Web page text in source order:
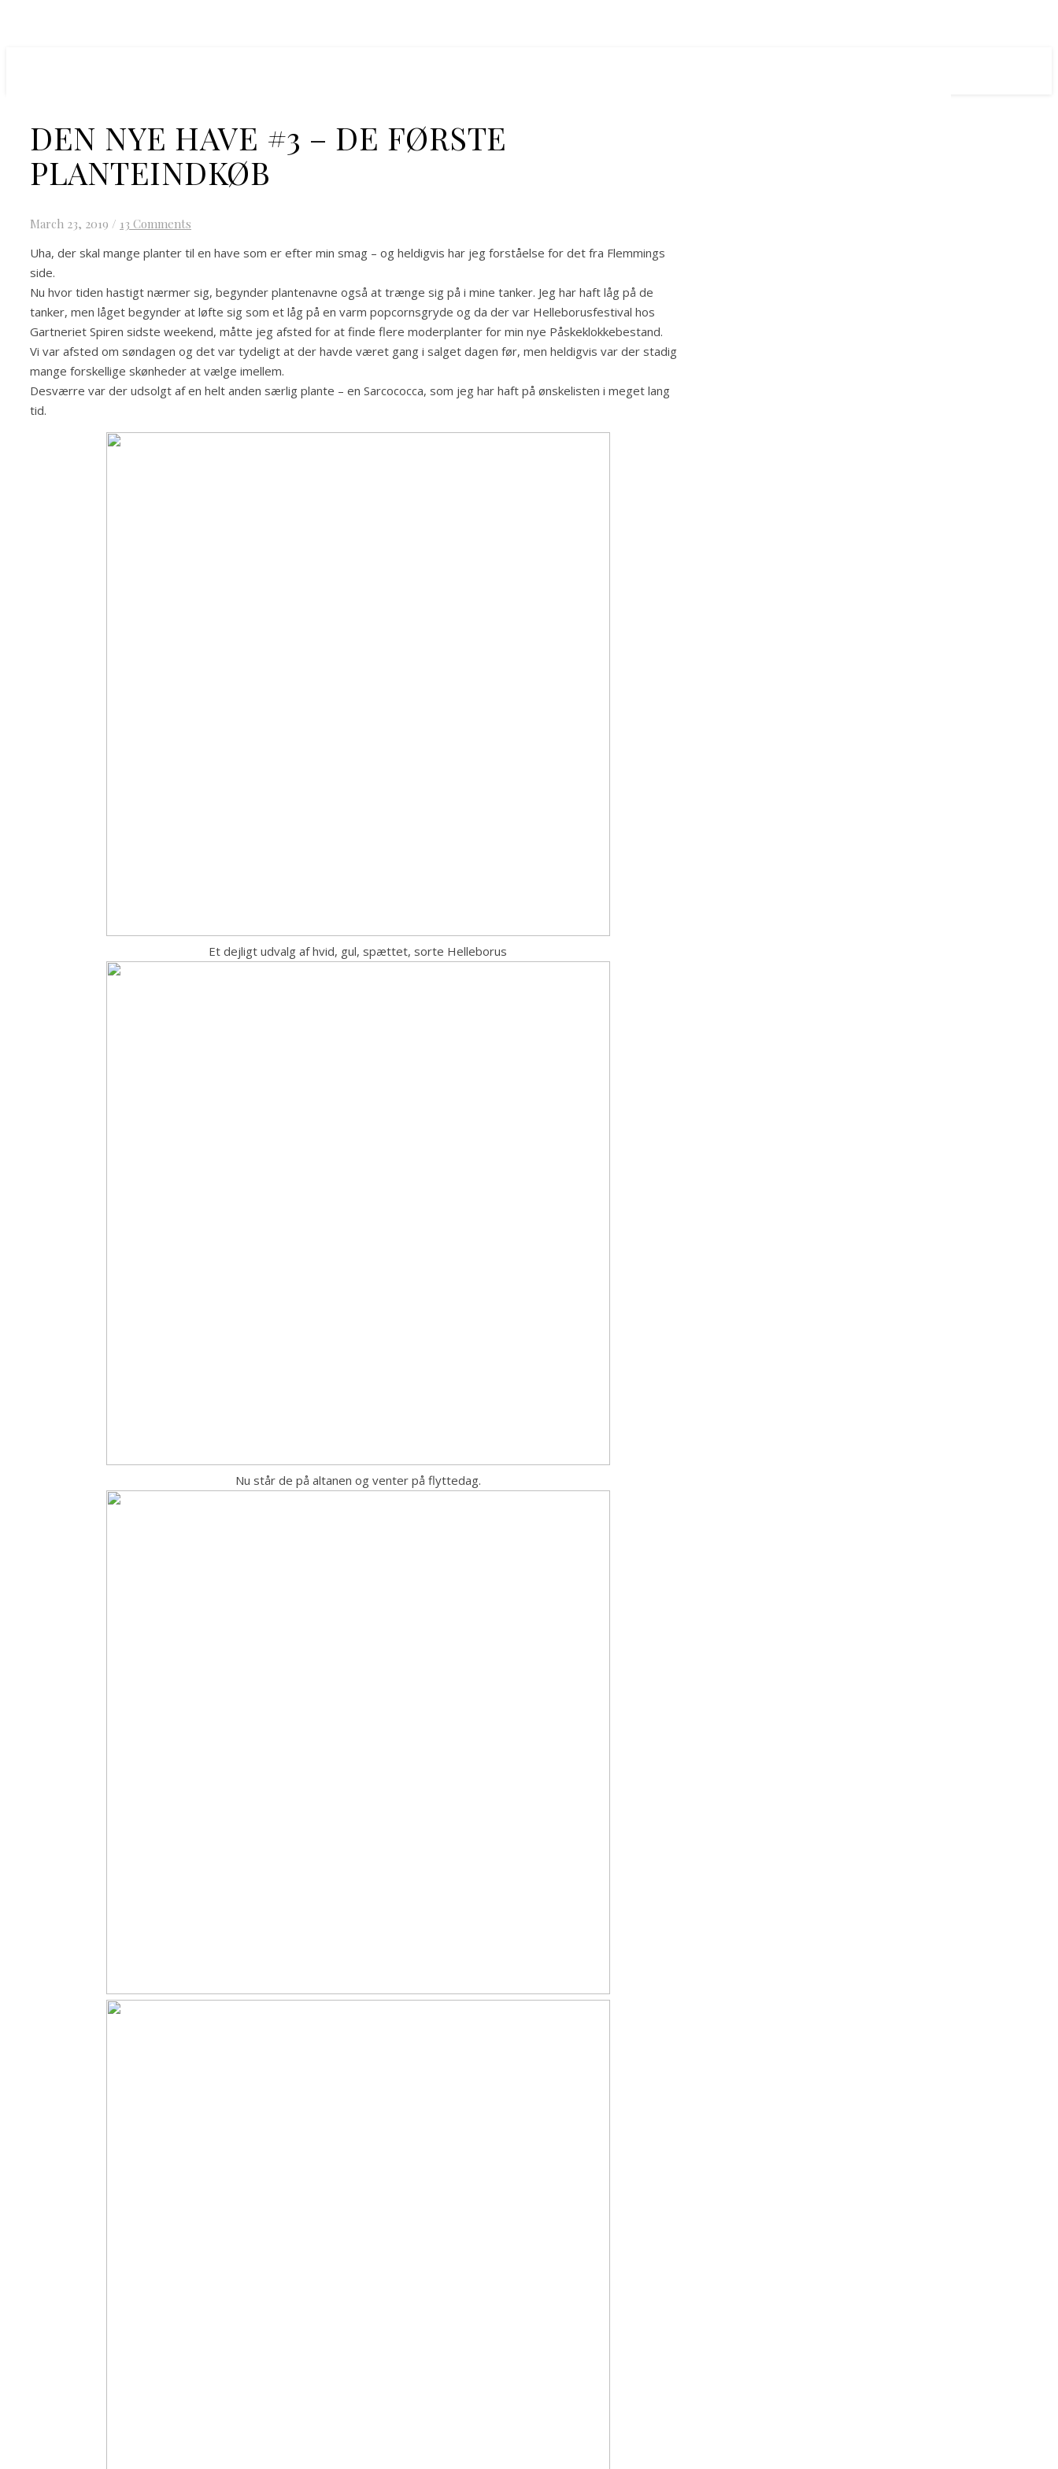
DEN NYE HAVE #3 – DE FØRSTE
PLANTEINDKØB
March 23, 2019 / 13 Comments
Uha, der skal mange planter til en have som er efter min smag – og heldigvis har jeg forståelse for det fra Flemmings
side.
Nu hvor tiden hastigt nærmer sig, begynder plantenavne også at trænge sig på i mine tanker. Jeg har haft låg på de
tanker, men låget begynder at løfte sig som et låg på en varm popcornsgryde og da der var Helleborusfestival hos
Gartneriet Spiren sidste weekend, måtte jeg afsted for at finde flere moderplanter for min nye Påskeklokkebestand.
Vi var afsted om søndagen og det var tydeligt at der havde været gang i salget dagen før, men heldigvis var der stadig
mange forskellige skønheder at vælge imellem.
Desværre var der udsolgt af en helt anden særlig plante – en Sarcococca, som jeg har haft på ønskelisten i meget lang
tid.
Et dejligt udvalg af hvid, gul, spættet, sorte Helleborus
Nu står de på altanen og venter på flyttedag.